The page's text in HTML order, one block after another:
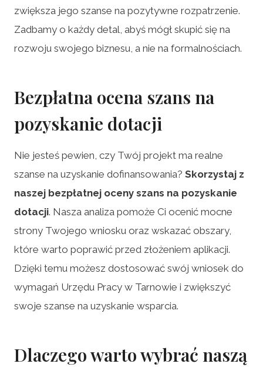
zwiększa jego szanse na pozytywne rozpatrzenie.
Zadbamy o każdy detal, abyś mógł skupić się na
rozwoju swojego biznesu, a nie na formalnościach.
Bezpłatna ocena szans na
pozyskanie dotacji
Nie jesteś pewien, czy Twój projekt ma realne
szanse na uzyskanie dofinansowania? Skorzystaj z
naszej bezpłatnej oceny szans na pozyskanie
dotacji. Nasza analiza pomoże Ci ocenić mocne
strony Twojego wniosku oraz wskazać obszary,
które warto poprawić przed złożeniem aplikacji.
Dzięki temu możesz dostosować swój wniosek do
wymagań Urzędu Pracy w Tarnowie i zwiększyć
swoje szanse na uzyskanie wsparcia.
Dlaczego warto wybrać naszą